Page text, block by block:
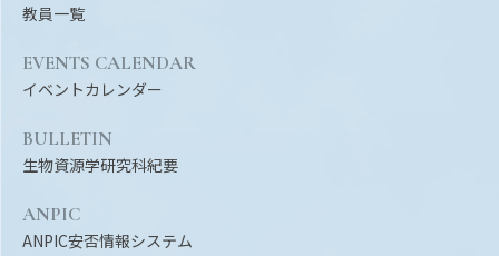
教員一覧
EVENTS CALENDAR
イベントカレンダー
BULLETIN
生物資源学研究科紀要
ANPIC
ANPIC安否情報システム